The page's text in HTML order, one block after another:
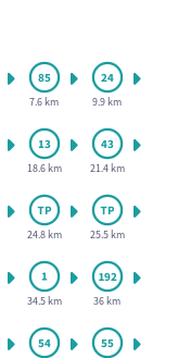
7.6 km 9.9 km
18.6 km 21.4 km
24.8 km 25.5 km
34.5 km 36 km